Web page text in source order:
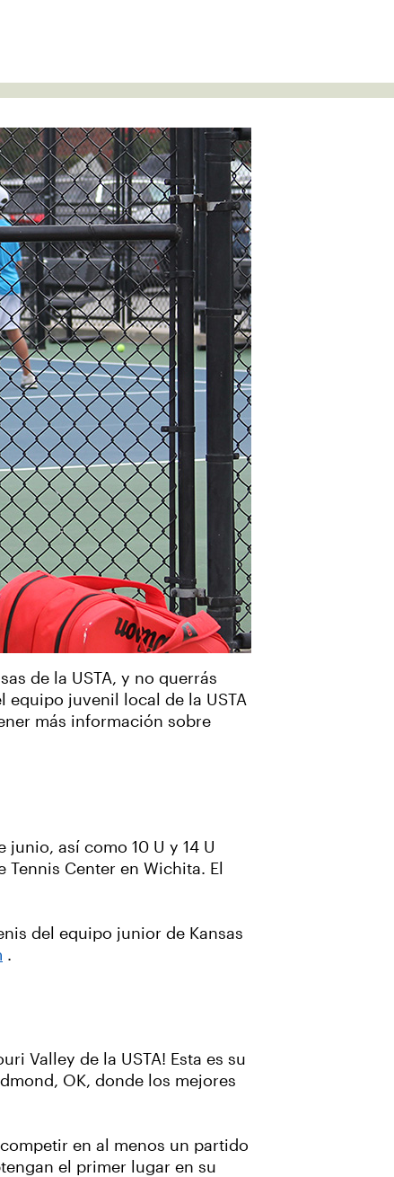
de la USTA, y no querrás
equipo juvenil local de la USTA
más información sobre
junio, así como 10 U y 14 U
Center en Wichita. El
del equipo junior de Kansas
.
Valley de la USTA! Esta es su
OK, donde los mejores
en al menos un partido
el primer lugar en su